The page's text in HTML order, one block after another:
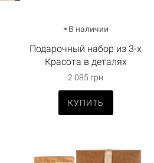
В наличии
Подарочный набор из 3-х
Красота в деталях
2 085 грн
КУПИТЬ